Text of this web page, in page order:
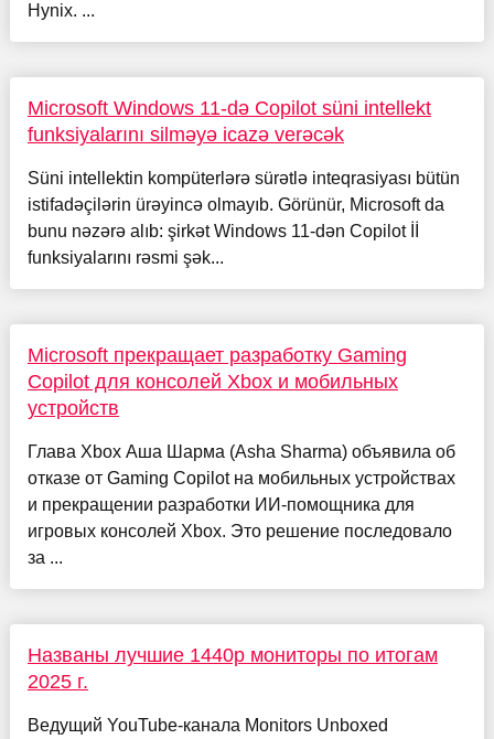
Hynix. ...
Microsoft Windows 11-də Copilot süni intellekt
funksiyalarını silməyə icazə verəcək
Süni intellektin kompüterlərə sürətlə inteqrasiyası bütün
istifadəçilərin ürəyincə olmayıb. Görünür, Microsoft da
bunu nəzərə alıb: şirkət Windows 11-dən Copilot İİ
funksiyalarını rəsmi şək...
Microsoft прекращает разработку Gaming
Copilot для консолей Xbox и мобильных
устройств
Глава Xbox Аша Шарма (Asha Sharma) объявила об
отказе от Gaming Copilot на мобильных устройствах
и прекращении разработки ИИ-помощника для
игровых консолей Xbox. Это решение последовало
за ...
Названы лучшие 1440p мониторы по итогам
2025 г.
Ведущий YouTube-канала Monitors Unboxed